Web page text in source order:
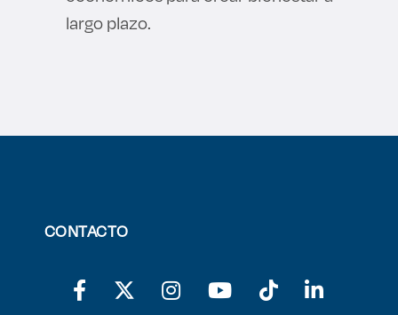
largo plazo.
CONTACTO